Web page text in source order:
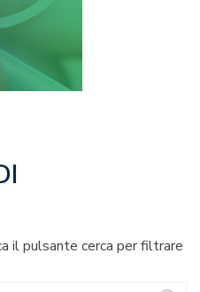
il pulsante cerca per filtrare